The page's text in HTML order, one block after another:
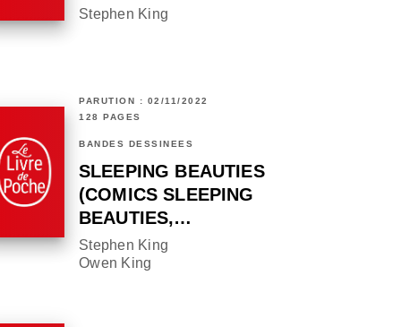
Stephen King
PARUTION : 02/11/2022
128 PAGES
BANDES DESSINÉES
SLEEPING BEAUTIES
(COMICS SLEEPING
BEAUTIES,…
Stephen King
Owen King